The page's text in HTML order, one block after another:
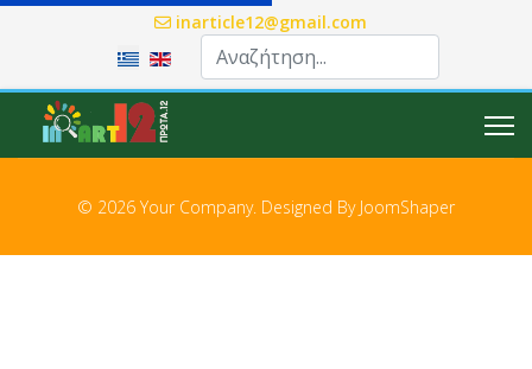
inarticle12@gmail.com
Επιλέξτε τη γλώσσα σας
© 2026 Your Company. Designed By JoomShaper